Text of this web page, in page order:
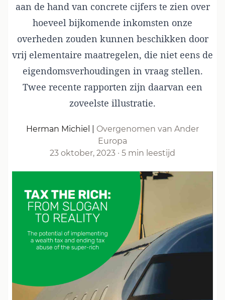
aan de hand van concrete cijfers te zien over
hoeveel bijkomende inkomsten onze
overheden zouden kunnen beschikken door
vrij elementaire maatregelen, die niet eens de
eigendomsverhoudingen in vraag stellen.
Twee recente rapporten zijn daarvan een
zoveelste illustratie.
Herman Michiel
Overgenomen van Ander
Europa
23 oktober, 2023 · 5 min leestijd